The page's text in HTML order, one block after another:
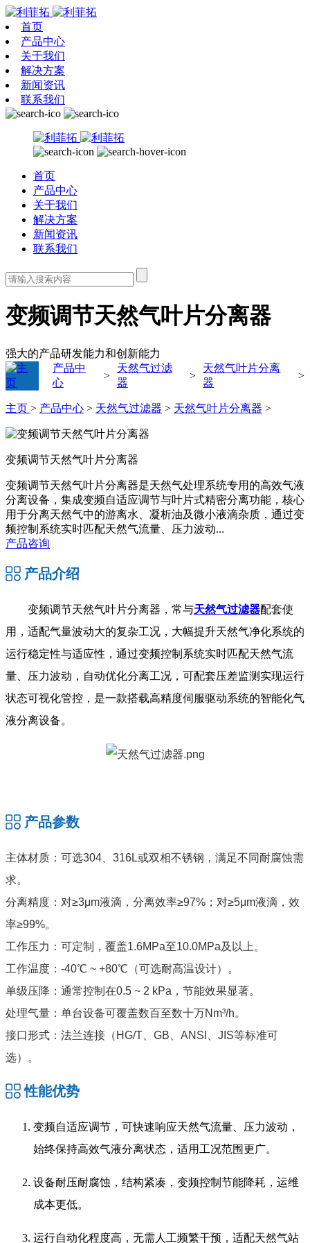
首页
产品中心
关于我们
解决方案
新闻资讯
联系我们
首页
产品中心
关于我们
解决方案
新闻资讯
联系我们
变频调节天然气叶片分离器
强大的产品研发能力和创新能力
产品中
心
>
天然气过滤
器
>
天然气叶片分离
器
>
主页 > 产品中心 > 天然气过滤器 > 天然气叶片分离器 >
变频调节天然气叶片分离器
变频调节天然气叶片分离器是天然气处理系统专用的高效气液
分离设备，集成变频自适应调节与叶片式精密分离功能，核心
用于分离天然气中的游离水、凝析油及微小液滴杂质，通过变
频控制系统实时匹配天然气流量、压力波动...
产品咨询
产品介绍
变频调节天然气叶片分离器， 常与天然气过滤器配套使
用，适配气量波动大的复杂工况，大幅提升天然气净化系统的
运行稳定性与适应性， 通过变频控制系统实时匹配天然气流
量、压力波动，自动优化分离工况，可配套压差监测实现运行
状态可视化管控， 是一款搭载高精度伺服驱动系统的智能化气
液分离设备。
产品参数
主体材质：可选304、316L或双相不锈钢，满足不同耐腐蚀需
求。
分离精度：对≥3μm液滴，分离效率≥97%；对≥5μm液滴，效
率≥99%。
工作压力：可定制，覆盖1.6MPa至10.0MPa及以上。
工作温度：-40℃ ~ +80℃（可选耐高温设计）。
单级压降：通常控制在0.5 ~ 2 kPa，节能效果显著。
处理气量：单台设备可覆盖数百至数十万Nm³/h。
接口形式：法兰连接（HG/T、GB、ANSI、JIS等标准可
选）。
性能优势
变频自适应调节，可快速响应天然气流量、压力波动，
始终保持高效气液分离状态，适用工况范围更广。
设备耐压耐腐蚀，结构紧凑，变频控制节能降耗，运维
成本更低。
运行自动化程度高，无需人工频繁干预，适配天然气站